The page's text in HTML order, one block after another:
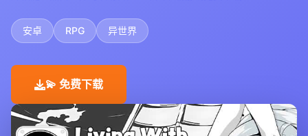
安卓 RPG 异世界
💫 免费下载